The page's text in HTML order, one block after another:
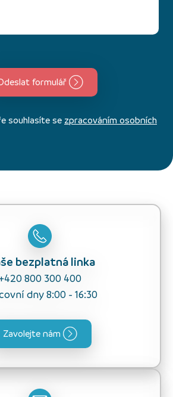
formulář
souhlasíte se zpracováním osobních
bezplatná linka
800 300 400
dny 8:00 - 16:30
Zavolejte nám